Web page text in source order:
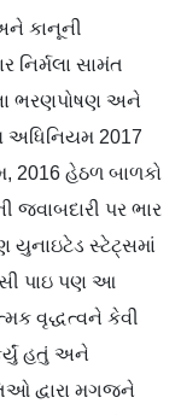
કાનૂની
નિર્મલા સામંત
ભરણપોષણ અને
અધિનિયમ 2017
હેઠળ બાળકો
જવાબદારી પર ભાર
યુનાઇટેડ સ્ટેટ્સમાં
પાઇ પણ આ
વૃદ્ધત્વને કેવી
હતું અને
દ્વારા મગજને